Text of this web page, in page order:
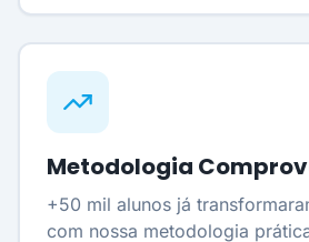
Metodologia
+50 mil alunos já
com nossa metodologia